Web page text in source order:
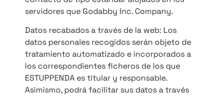
servidores que Godabby Inc. Company.
Datos recabados a través de la web: Los
datos personales recogidos serán objeto de
tratamiento automatizado e incorporados a
los correspondientes ficheros de los que
ESTUPPENDA es titular y responsable.
Asimismo, podrá facilitar sus datos a través